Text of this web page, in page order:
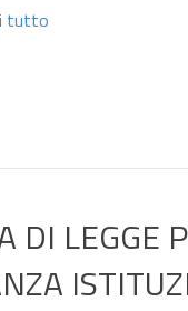
tutto
DI LEGGE